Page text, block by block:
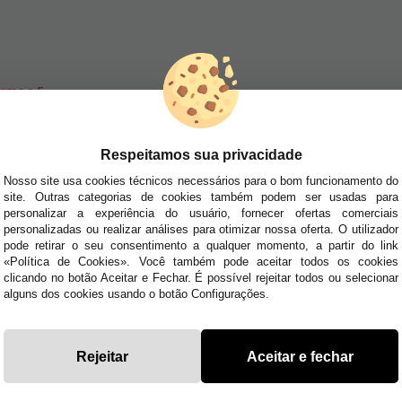
a F...
NEWSLETTER
antes de todos!
e tendências por e-mail. Posso cancelar a inscrição a qualquer momento, conforme
AJUDA?
das 10h às 14h e das 17h às 20h Sábados das
· Quem somos
· Como comprar
· Blog
Respeitamos sua privacidade
Nosso site usa cookies técnicos necessários para o bom funcionamento do
site. Outras categorias de cookies também podem ser usadas para
personalizar a experiência do usuário, fornecer ofertas comerciais
personalizadas ou realizar análises para otimizar nossa oferta. O utilizador
pode retirar o seu consentimento a qualquer momento, a partir do link
«Política de Cookies». Você também pode aceitar todos os cookies
clicando no botão Aceitar e Fechar. É possível rejeitar todos ou selecionar
alguns dos cookies usando o botão Configurações.
Rejeitar Aceitar e fechar